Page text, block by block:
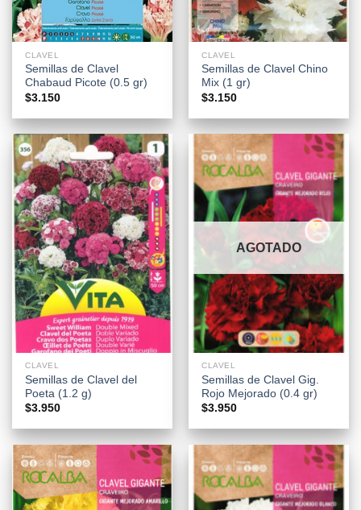
CLAVEL
Semillas de Clavel
Chabaud Picote (0.5 gr)
$3.150
CLAVEL
Semillas de Clavel Chino
Mix (1 gr)
$3.150
CLAVEL
Semillas de Clavel del
Poeta (1.2 g)
$3.950
AGOTADO
CLAVEL
Semillas de Clavel Gig.
Rojo Mejorado (0.4 gr)
$3.950